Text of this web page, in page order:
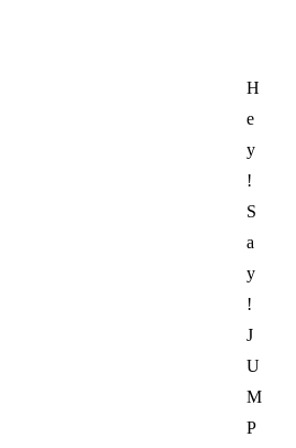
H
e
y
!
S
a
y
!
J
U
M
P